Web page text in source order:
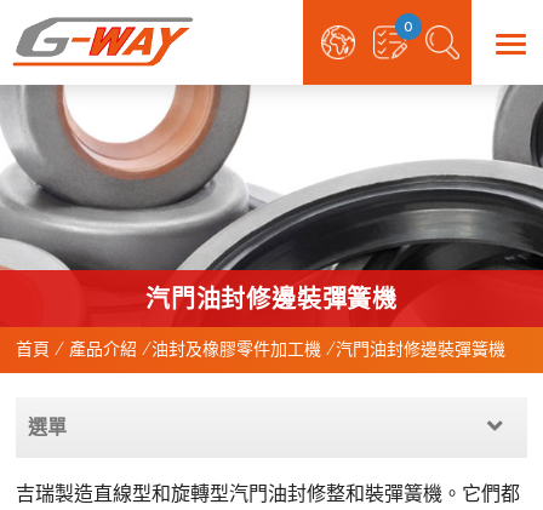
0
汽門油封修邊裝彈簧機
首頁 產品介紹 油封及橡膠零件加工機 汽門油封修邊裝彈簧機
選單
吉瑞製造直線型和旋轉型汽門油封修整和裝彈簧機。它們都